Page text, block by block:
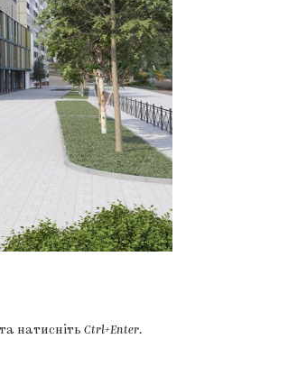
натисніть Ctrl+Enter.